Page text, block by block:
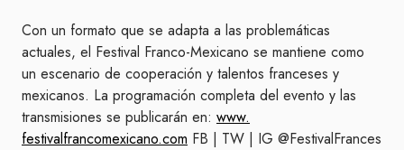
Con un formato que se adapta a las problemáticas
actuales, el Festival Franco-Mexicano se mantiene como
un escenario de cooperación y talentos franceses y
mexicanos. La programación completa del evento y las
transmisiones se publicarán en: www.
festivalfrancomexicano.com FB | TW | IG @FestivalFrances